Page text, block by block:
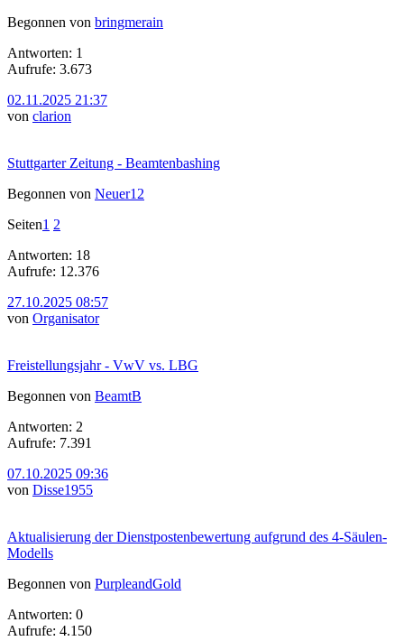
Begonnen von bringmerain
Antworten: 1
Aufrufe: 3.673
02.11.2025 21:37
von clarion
Stuttgarter Zeitung - Beamtenbashing
Begonnen von Neuer12
Seiten1 2
Antworten: 18
Aufrufe: 12.376
27.10.2025 08:57
von Organisator
Freistellungsjahr - VwV vs. LBG
Begonnen von BeamtB
Antworten: 2
Aufrufe: 7.391
07.10.2025 09:36
von Disse1955
Aktualisierung der Dienstpostenbewertung aufgrund des 4-Säulen-
Modells
Begonnen von PurpleandGold
Antworten: 0
Aufrufe: 4.150